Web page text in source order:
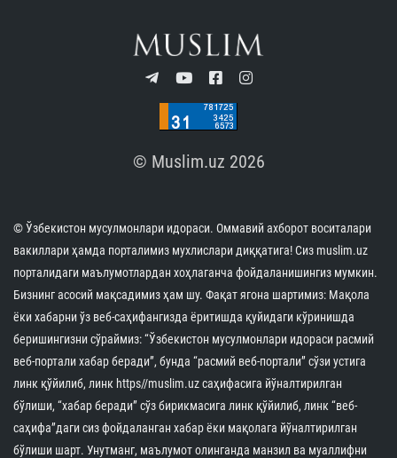
© Muslim.uz 2026
© Ўзбекистон мусулмонлари идораси. Оммавий ахборот воситалари
вакиллари ҳамда порталимиз мухлислари диққатига! Сиз muslim.uz
порталидаги маълумотлардан хоҳлаганча фойдаланишингиз мумкин.
Бизнинг асосий мақсадимиз ҳам шу. Фақат ягона шартимиз: Мақола
ёки хабарни ўз веб-саҳифангизда ёритишда қуйидаги кўринишда
беришингизни сўраймиз: “Ўзбекистон мусулмонлари идораси расмий
веб-портали хабар беради”, бунда “расмий веб-портали” сўзи устига
линк қўйилиб, линк https//muslim.uz саҳифасига йўналтирилган
бўлиши, “хабар беради” сўз бирикмасига линк қўйилиб, линк “веб-
саҳифа”даги сиз фойдаланган хабар ёки мақолага йўналтирилган
бўлиши шарт. Унутманг, маълумот олинганда манзил ва муаллифни